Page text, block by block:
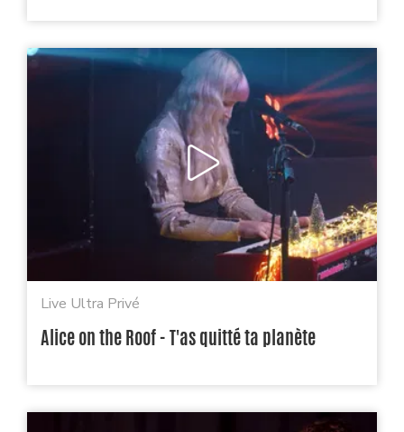
Live Ultra Privé
Alice on the Roof - T'as quitté ta planète